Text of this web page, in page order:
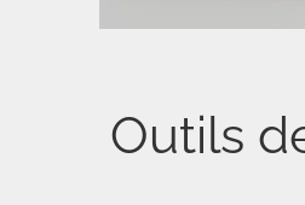
Outils